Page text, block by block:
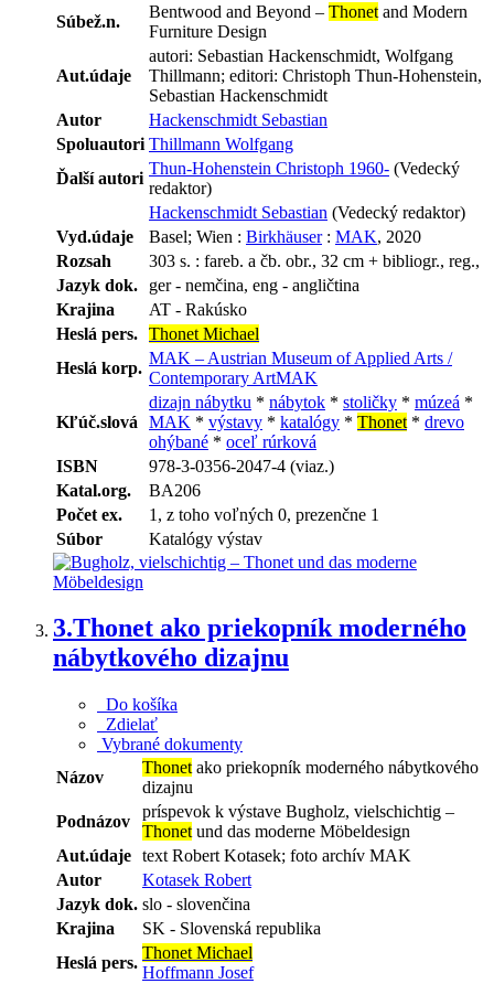
Súbež.n.
Bentwood and Beyond – Thonet and Modern
Furniture Design
Aut.údaje
autori: Sebastian Hackenschmidt, Wolfgang
Thillmann; editori: Christoph Thun-Hohenstein,
Sebastian Hackenschmidt
Autor
Hackenschmidt Sebastian
Spoluautori Thillmann Wolfgang
Ďalší autori
Thun-Hohenstein Christoph 1960- (Vedecký
redaktor)
Hackenschmidt Sebastian (Vedecký redaktor)
Vyd.údaje
Basel; Wien : Birkhäuser: MAK, 2020
Rozsah
303 s. : fareb. a čb. obr., 32 cm + bibliogr., reg.,
Jazyk dok.
ger - nemčina, eng - angličtina
Krajina
AT - Rakúsko
Heslá pers. Thonet Michael
Heslá korp.
MAK – Austrian Museum of Applied Arts /
Contemporary ArtMAK
Kľúč.slová
dizajn nábytku * nábytok * stoličky * múzeá *
MAK * výstavy * katalógy * Thonet * drevo
ohýbané * oceľ rúrková
ISBN
978-3-0356-2047-4 (viaz.)
Katal.org.
BA206
Počet ex.
1, z toho voľných 0, prezenčne 1
Súbor
Katalógy výstav
3.Thonet ako priekopník moderného
nábytkového dizajnu
Do košíka
Zdielať
Vybrané dokumenty
Názov
Thonet ako priekopník moderného nábytkového
dizajnu
Podnázov
príspevok k výstave Bugholz, vielschichtig –
Thonet und das moderne Möbeldesign
Aut.údaje text Robert Kotasek; foto archív MAK
Autor
Kotasek Robert
Jazyk dok. slo - slovenčina
Krajina
SK - Slovenská republika
Heslá pers.
Thonet Michael
Hoffmann Josef